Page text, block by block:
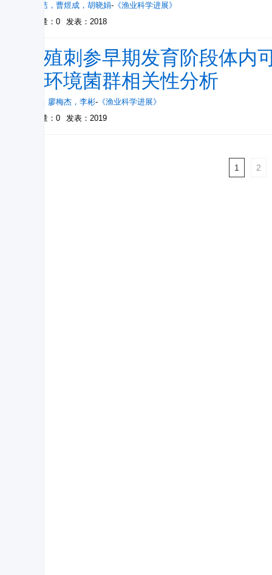
田雅洁 ， 曹煜成 ， 胡晓娟- 《渔业科学进展》
被引量：0
发表：2018
养殖刺参早期发育阶段体
与环境菌群相关性分析
， 廖梅杰 ， 李彬- 《渔业科学进展》
被引量：0
发表：2019
1 2